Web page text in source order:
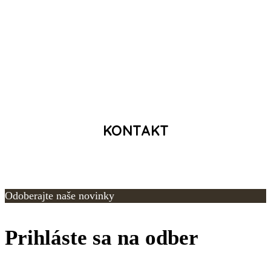
KONTAKT
Odoberajte naše novinky
Prihláste sa na odber